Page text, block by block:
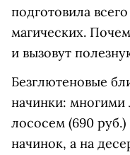
подготовила
магических.
и вызовут
Безглютеновые
начинки:
лососем (690
начинок, а на